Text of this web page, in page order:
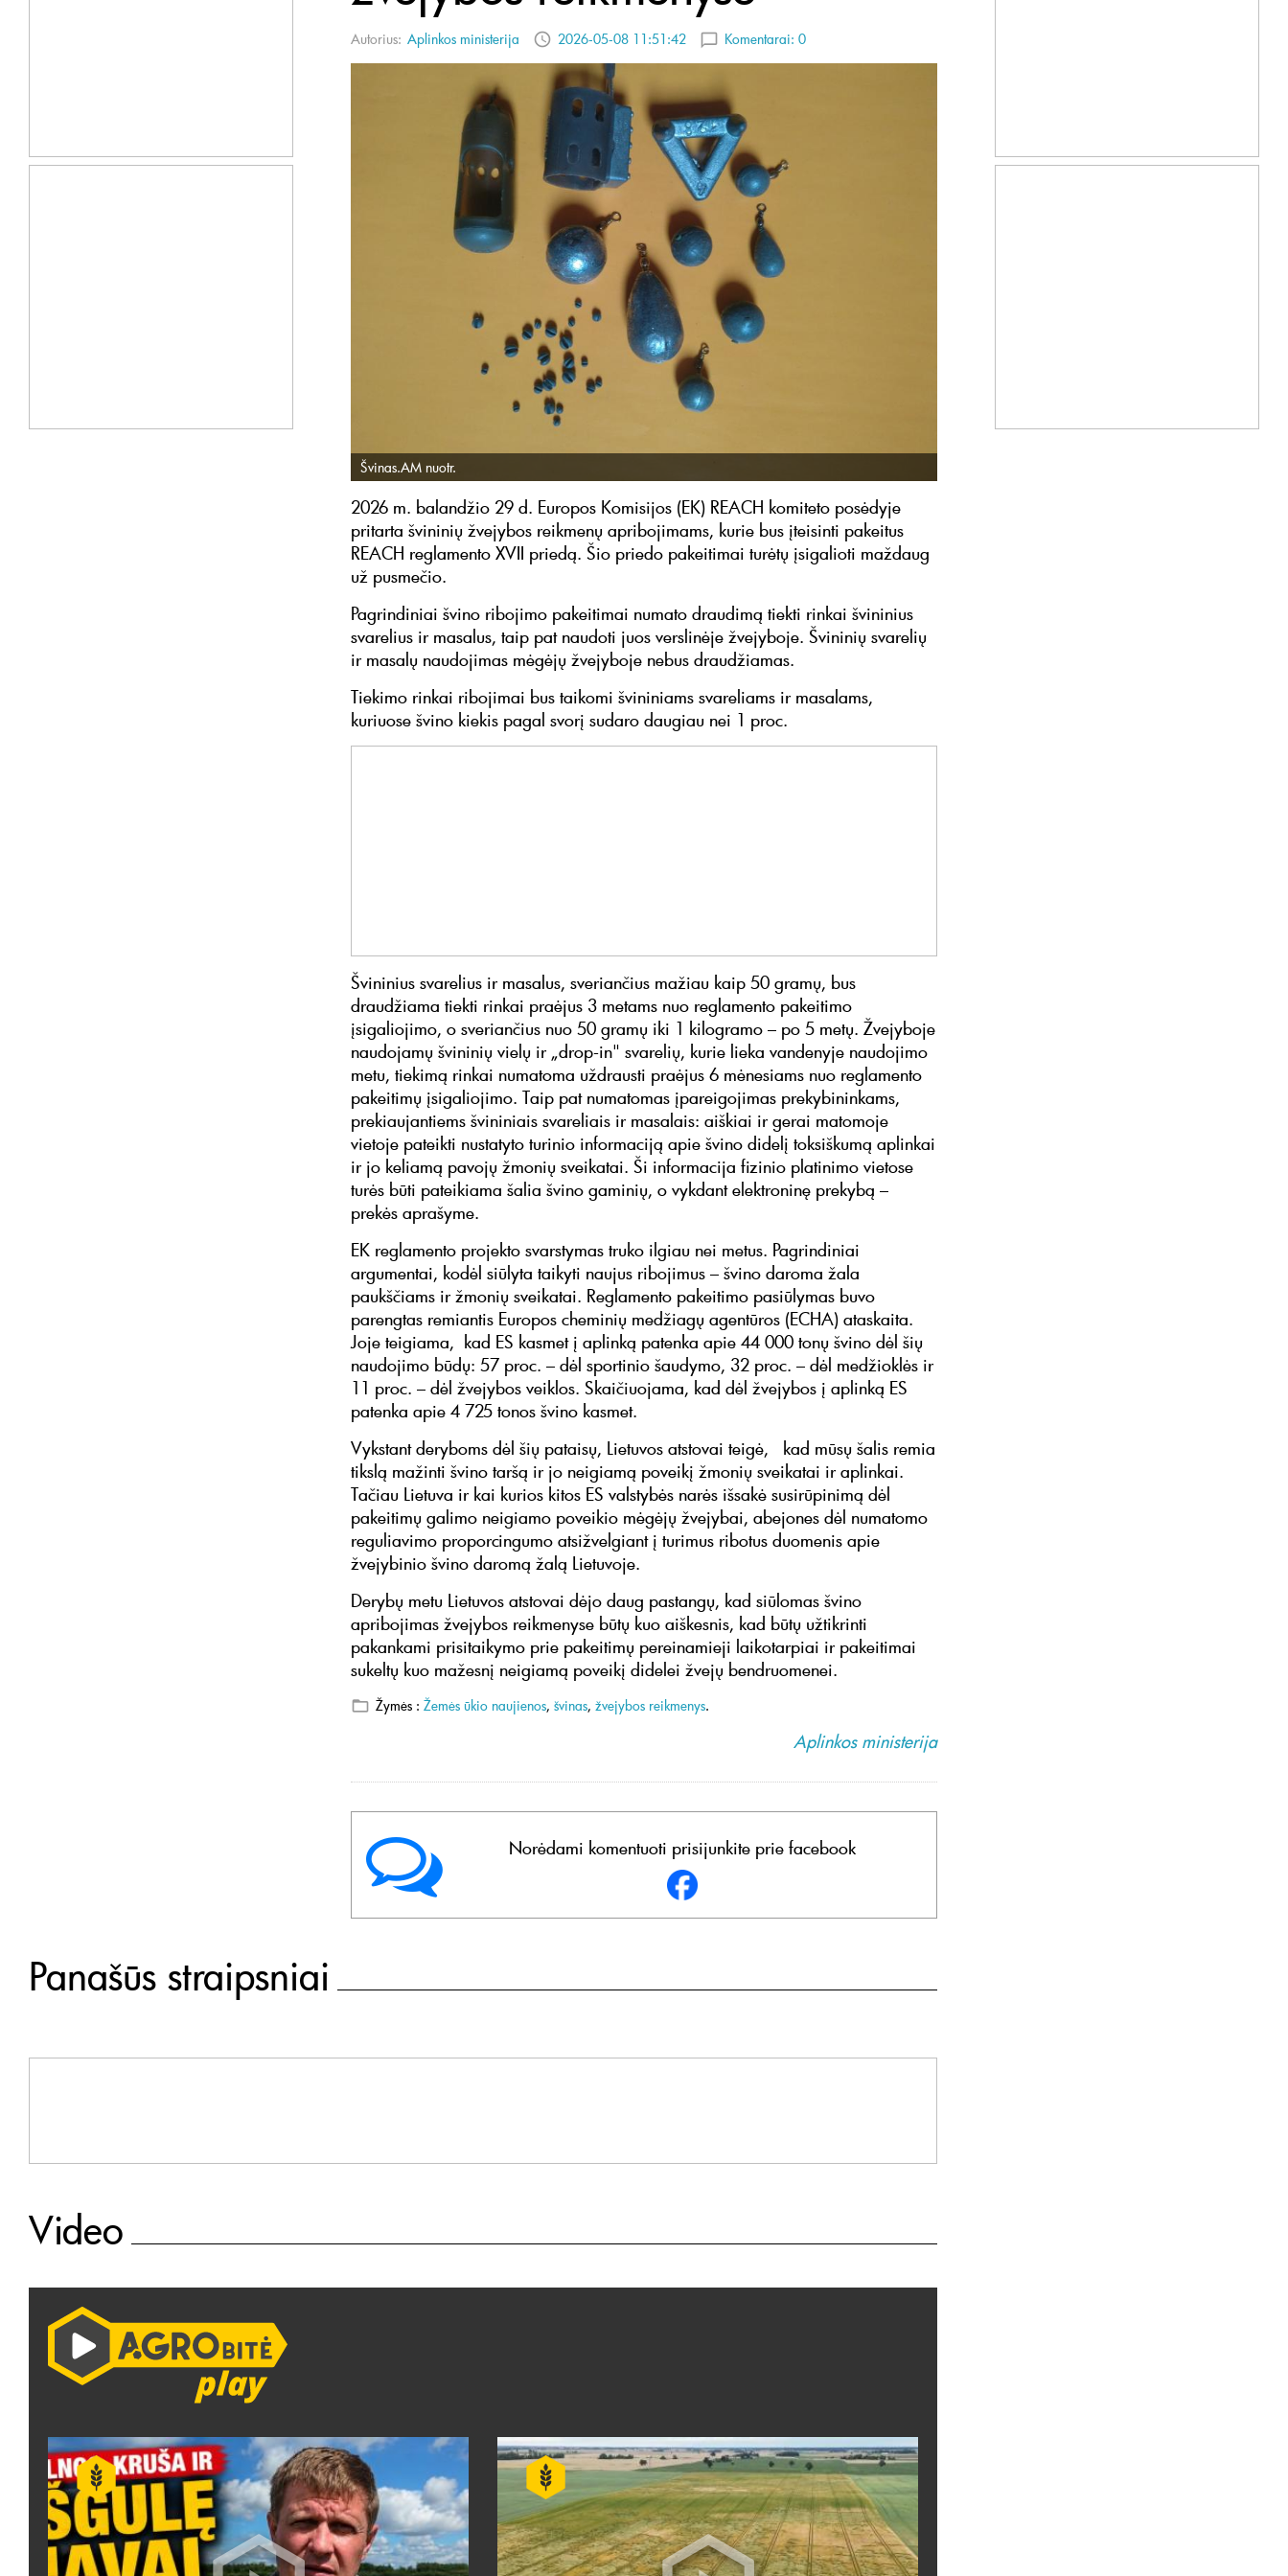
Autorius: Aplinkos ministerija 2026-05-08 11:51:42 Komentarai: 0
Švinas.AM nuotr.
2026 m. balandžio 29 d. Europos Komisijos (EK) REACH komiteto posėdyje
pritarta švininių žvejybos reikmenų apribojimams, kurie bus įteisinti pakeitus
REACH reglamento XVII priedą. Šio priedo pakeitimai turėtų įsigalioti maždaug
už pusmečio.
Pagrindiniai švino ribojimo pakeitimai numato draudimą tiekti rinkai švininius
svarelius ir masalus, taip pat naudoti juos verslinėje žvejyboje. Švininių svarelių
ir masalų naudojimas mėgėjų žvejyboje nebus draudžiamas.
Tiekimo rinkai ribojimai bus taikomi švininiams svareliams ir masalams,
kuriuose švino kiekis pagal svorį sudaro daugiau nei 1 proc.
Švininius svarelius ir masalus, sveriančius mažiau kaip 50 gramų, bus
draudžiama tiekti rinkai praėjus 3 metams nuo reglamento pakeitimo
įsigaliojimo, o sveriančius nuo 50 gramų iki 1 kilogramo – po 5 metų. Žvejyboje
naudojamų švininių vielų ir „drop-in" svarelių, kurie lieka vandenyje naudojimo
metu, tiekimą rinkai numatoma uždrausti praėjus 6 mėnesiams nuo reglamento
pakeitimų įsigaliojimo. Taip pat numatomas įpareigojimas prekybininkams,
prekiaujantiems švininiais svareliais ir masalais: aiškiai ir gerai matomoje
vietoje pateikti nustatyto turinio informaciją apie švino didelį toksiškumą aplinkai
ir jo keliamą pavojų žmonių sveikatai. Ši informacija fizinio platinimo vietose
turės būti pateikiama šalia švino gaminių, o vykdant elektroninę prekybą –
prekės aprašyme.
EK reglamento projekto svarstymas truko ilgiau nei metus. Pagrindiniai
argumentai, kodėl siūlyta taikyti naujus ribojimus – švino daroma žala
paukščiams ir žmonių sveikatai. Reglamento pakeitimo pasiūlymas buvo
parengtas remiantis Europos cheminių medžiagų agentūros (ECHA) ataskaita.
Joje teigiama, kad ES kasmet į aplinką patenka apie 44 000 tonų švino dėl šių
naudojimo būdų: 57 proc. – dėl sportinio šaudymo, 32 proc. – dėl medžioklės ir
11 proc. – dėl žvejybos veiklos. Skaičiuojama, kad dėl žvejybos į aplinką ES
patenka apie 4 725 tonos švino kasmet.
Vykstant deryboms dėl šių pataisų, Lietuvos atstovai teigė, kad mūsų šalis remia
tikslą mažinti švino taršą ir jo neigiamą poveikį žmonių sveikatai ir aplinkai.
Tačiau Lietuva ir kai kurios kitos ES valstybės narės išsakė susirūpinimą dėl
pakeitimų galimo neigiamo poveikio mėgėjų žvejybai, abejones dėl numatomo
reguliavimo proporcingumo atsižvelgiant į turimus ribotus duomenis apie
žvejybinio švino daromą žalą Lietuvoje.
Derybų metu Lietuvos atstovai dėjo daug pastangų, kad siūlomas švino
apribojimas žvejybos reikmenyse būtų kuo aiškesnis, kad būtų užtikrinti
pakankami prisitaikymo prie pakeitimų pereinamieji laikotarpiai ir pakeitimai
sukeltų kuo mažesnį neigiamą poveikį didelei žvejų bendruomenei.
Žymės : Žemės ūkio naujienos, švinas, žvejybos reikmenys.
Aplinkos ministerija
Norėdami komentuoti prisijunkite prie facebook
Panašūs straipsniai
Video